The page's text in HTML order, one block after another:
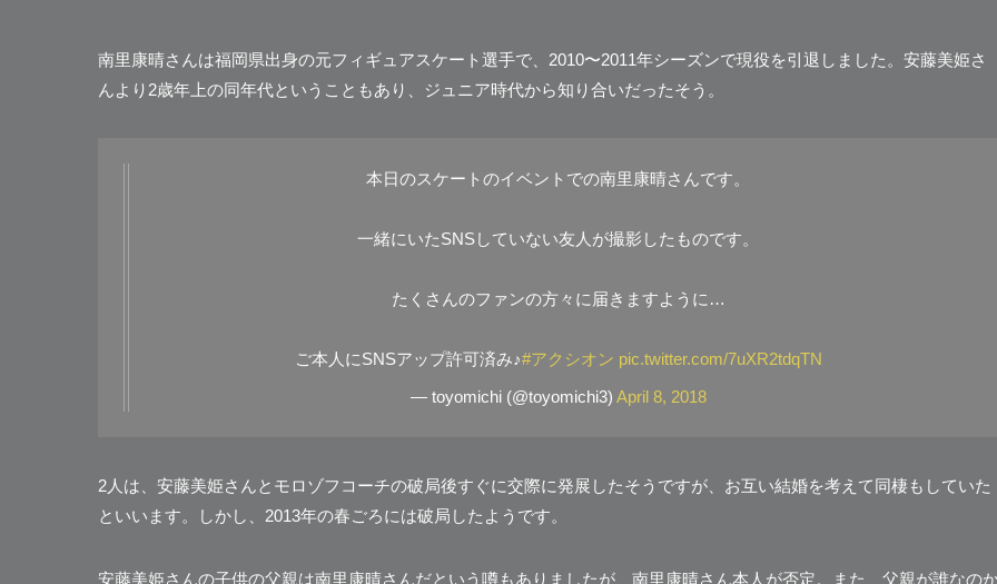
南里康晴さんは福岡県出身の元フィギュアスケート選手で、2010〜2011年シーズンで現役を引退しました。安藤美姫さ
んより2歳年上の同年代ということもあり、ジュニア時代から知り合いだったそう。
本日のスケートのイベントでの南里康晴さんです。
一緒にいたSNSしていない友人が撮影したものです。
たくさんのファンの方々に届きますように…
ご本人にSNSアップ許可済み♪#アクシオン pic.twitter.com/7uXR2tdqTN
— toyomichi (@toyomichi3) April 8, 2018
2人は、安藤美姫さんとモロゾフコーチの破局後すぐに交際に発展したそうですが、お互い結婚を考えて同棲もしていた
といいます。しかし、2013年の春ごろには破局したようです。
安藤美姫さんの子供の父親は南里康晴さんだという噂もありましたが、南里康晴さん本人が否定。また、父親が誰なの